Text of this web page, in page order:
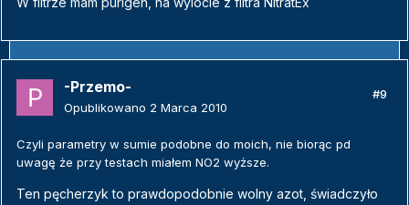
-Przemo-
Opublikowano 2 Marca 2010
#9
Czyli parametry w sumie podobne do moich, nie biorąc pd
uwagę że przy testach miałem NO2 wyższe.
Ten pęcherzyk to prawdopodobnie wolny azot, świadczyło